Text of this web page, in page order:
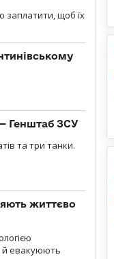
заплатити, щоб їх
Генштаб ЗСУ
та три танки.
життєво
й евакуюють